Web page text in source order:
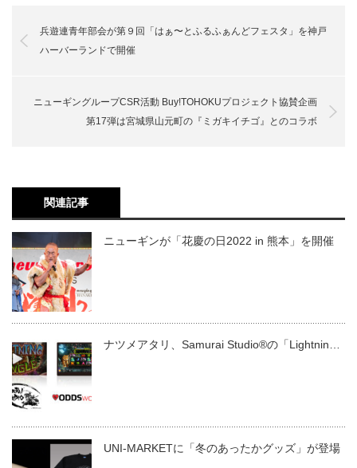
兵遊連青年部会が第９回「はぁ〜とふるふぁんどフェスタ」を神戸
ハーバーランドで開催
ニューギングループCSR活動 Buy!TOHOKUプロジェクト協賛企画
第17弾は宮城県山元町の『ミガキイチゴ』とのコラボ
関連記事
ニューギンが「花慶の日2022 in 熊本」を開催
ナツメアタリ、Samurai Studio®の「Lightnin…
UNI-MARKETに「冬のあったかグッズ」が登場